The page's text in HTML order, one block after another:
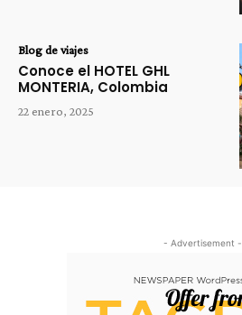
Blog de viajes
Conoce el HOTEL GHL
MONTERIA, Colombia
22 enero, 2025
- Advertisement -